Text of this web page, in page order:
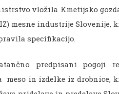
vložila Kmetijsko
mesne industrije Slovenije,
specifikacijo.
predpisani pogoji
meso in izdelke iz drobnice,